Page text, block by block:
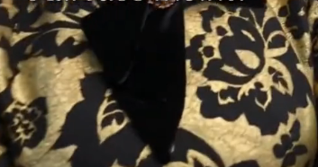
Grupo Vance não